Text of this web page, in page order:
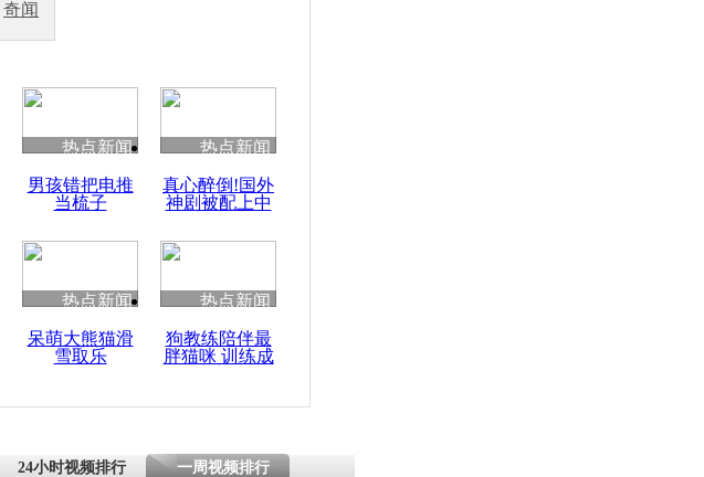
奇闻
热点新闻
男孩错把电推
当梳子
热点新闻
真心醉倒!国外
神剧被配上中
热点新闻
呆萌大熊猫滑
雪取乐
热点新闻
狗教练陪伴最
胖猫咪 训练成
24小时视频排行 一周视频排行